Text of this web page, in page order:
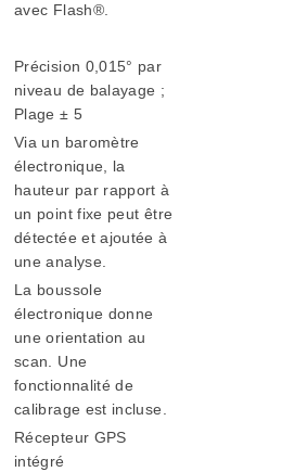
avec Flash®.
Précision 0,015° par
niveau de balayage ;
Plage ± 5
Via un baromètre
électronique, la
hauteur par rapport à
un point fixe peut être
détectée et ajoutée à
une analyse.
La boussole
électronique donne
une orientation au
scan. Une
fonctionnalité de
calibrage est incluse.
Récepteur GPS
intégré